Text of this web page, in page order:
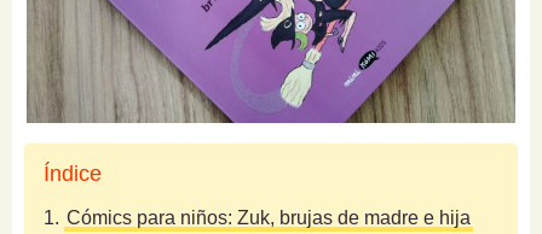
Índice
1. Cómics para niños: Zuk, brujas de madre e hija